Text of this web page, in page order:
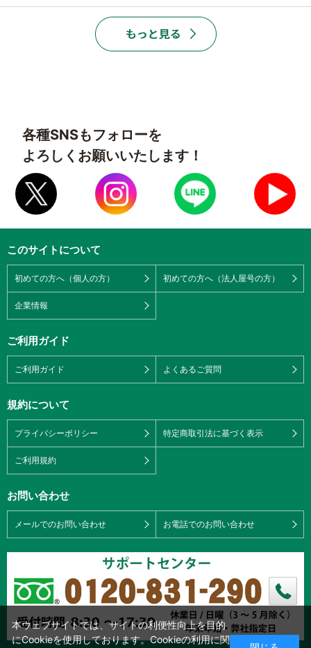
各種SNSもフォローを
よろしくお願いいたします！
このサイトについて
初めての方へ（個人の方） 初めての方へ（法人屋号の方）
企業情報
ご利用ガイド
ご利用ガイド よくあるご質問
規約について
プライバシーポリシー 特定商取引法に基づく表示
ご利用規約
お問い合わせ
メールでのお問い合わせ お電話でのお問い合わせ
本ウェブサイトでは、サイトの利便性向上を目的
にCookieを使用しております。Cookieの利用に関